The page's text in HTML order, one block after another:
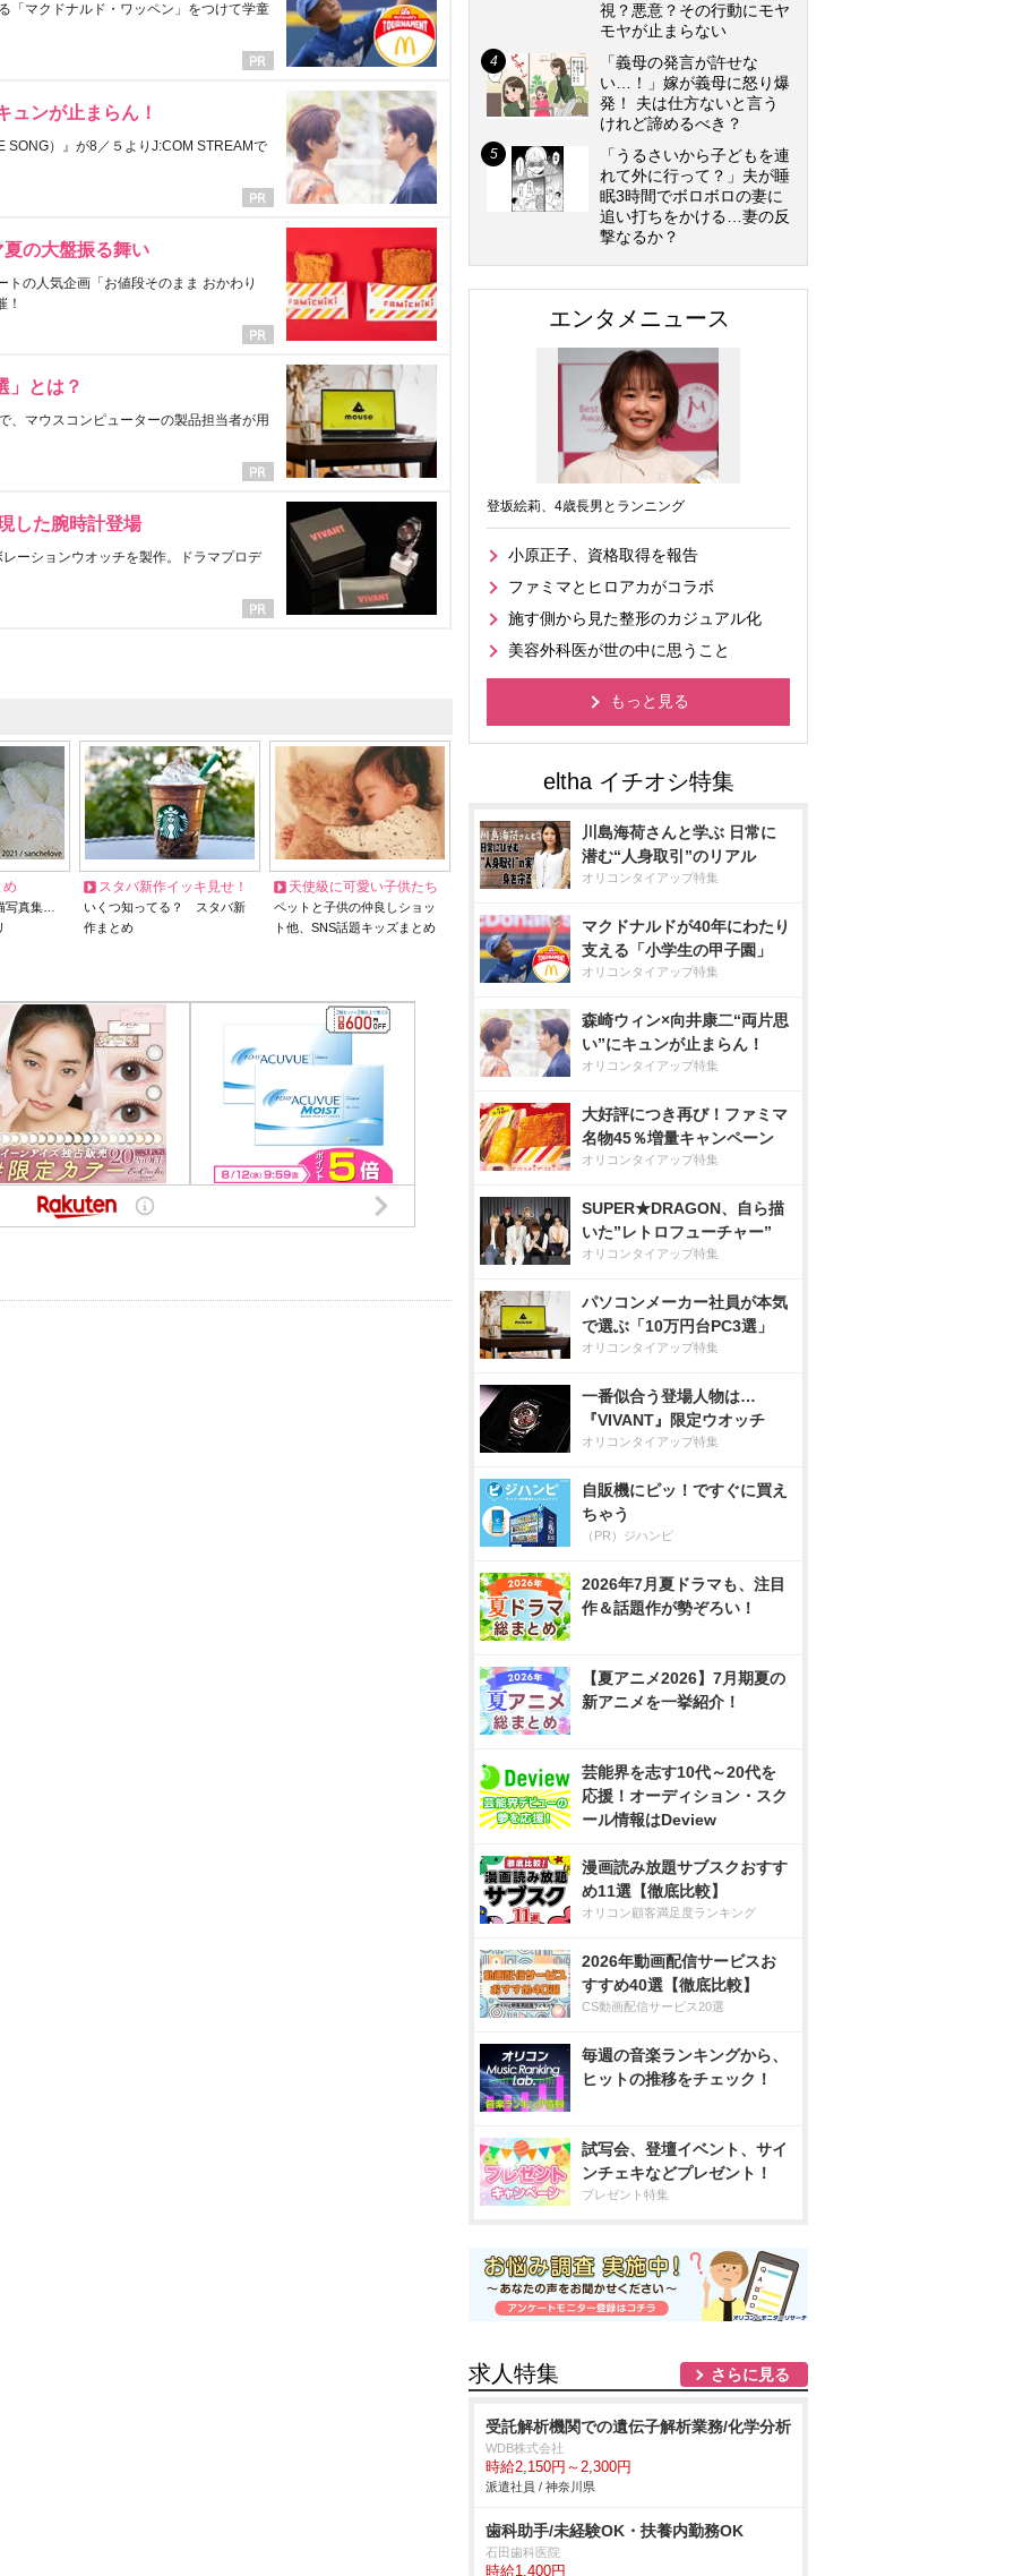
「マクドナルド・ワッペン」をつけて学童
ュンが止まらん！
SONG）』が8／５よりJ:COM STREAMで
の大盤振る舞い
の人気企画「お値段そのまま おかわり
！
」とは？
、マウスコンピューターの製品担当者が用
した腕時計登場
ーションウオッチを製作。ドラマプロデ
め
写真集…
スタバ新作イッキ見せ！
いくつ知ってる？ スタバ新
作まとめ
天使級に可愛い子供たち
ペットと子供の仲良しショッ
ト他、SNS話題キッズまとめ
視？悪意？その行動にモヤ
モヤが止まらない
「義母の発言が許せな
い…！」嫁が義母に怒り爆
発！ 夫は仕方ないと言う
けれど諦めるべき？
「うるさいから子どもを連
れて外に行って？」夫が睡
眠3時間でボロボロの妻に
追い打ちをかける…妻の反
撃なるか？
エンタメニュース
登坂絵莉、4歳長男とランニング
小原正子、資格取得を報告
ファミマとヒロアカがコラボ
施す側から見た整形のカジュアル化
美容外科医が世の中に思うこと
もっと見る
川島海荷さんと学ぶ 日常に
潜む“人身取引”のリアル
オリコンタイアップ特集
マクドナルドが40年にわたり
支える「小学生の甲子園」
オリコンタイアップ特集
森崎ウィン×向井康二“両片思
い”にキュンが止まらん！
オリコンタイアップ特集
大好評につき再び！ファミマ
名物45％増量キャンペーン
オリコンタイアップ特集
SUPER★DRAGON、自ら描
いた”レトロフューチャー”
オリコンタイアップ特集
パソコンメーカー社員が本気
で選ぶ「10万円台PC3選」
オリコンタイアップ特集
一番似合う登場人物は…
『VIVANT』限定ウオッチ
オリコンタイアップ特集
自販機にピッ！ですぐに買え
ちゃう
（PR）ジハンピ
2026年7月夏ドラマも、注目
作＆話題作が勢ぞろい！
【夏アニメ2026】7月期夏の
新アニメを一挙紹介！
芸能界を志す10代～20代を
応援！オーディション・スク
ール情報はDeview
漫画読み放題サブスクおすす
め11選【徹底比較】
オリコン顧客満足度ランキング
2026年動画配信サービスお
すすめ40選【徹底比較】
CS動画配信サービス20選
毎週の音楽ランキングから、
ヒットの推移をチェック！
試写会、登壇イベント、サイ
ンチェキなどプレゼント！
プレゼント特集
求人特集 さらに見る
受託解析機関での遺伝子解析業務/化学分析
WDB株式会社
時給2,150円～2,300円
派遣社員 / 神奈川県
歯科助手/未経験OK・扶養内勤務OK
石田歯科医院
時給1,400円